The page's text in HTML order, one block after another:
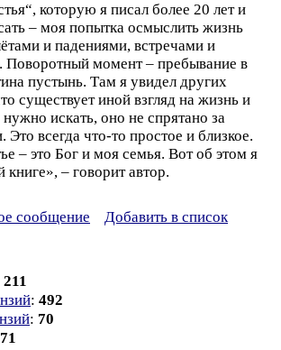
которую я писал более 20 лет и
– моя попытка осмыслить жизнь
и падениями, встречами и
Поворотный момент – пребывание в
пустынь. Там я увидел других
существует иной взгляд на жизнь и
нужно искать, оно не спрятано за
всегда что-то простое и близкое.
– это Бог и моя семья. Вот об этом я
книге», – говорит автор.
сообщение
Добавить в список
211
: 492
: 70